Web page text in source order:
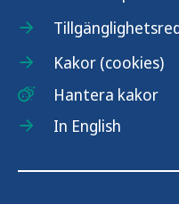
Kakor (cookies)
Hantera kakor
In English